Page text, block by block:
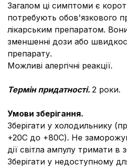
Загалом ці симптоми є
потребують обов'язкового
лікарським препаратом.
зменшенні дози або
препарату.
Можливі алергічні реакції.
Термін придатності. 2 роки.
Умови зберігання.
Зберігати у холодильнику
+20С до +80С). Не
дії світла ампулу тримати в
Зберігати у недоступному